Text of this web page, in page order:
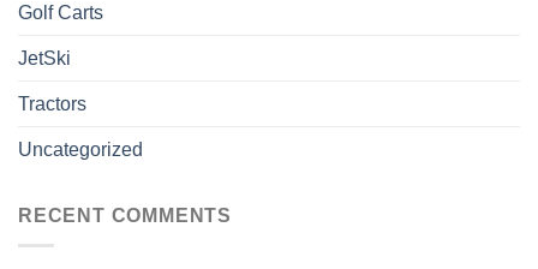
Golf Carts
JetSki
Tractors
Uncategorized
RECENT COMMENTS